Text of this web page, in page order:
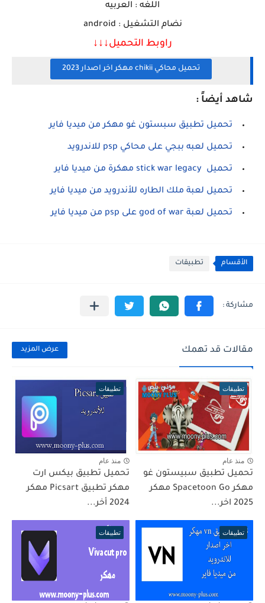
اللغه : العربيه
نضام التشغيل : android
راوبط التحميل↓↓ ↓
تحميل محاكي chikii مهكر اخر اصدار 2023
شاهد أيضاً :
تحميل تطبيق سبستون غو مهكر من ميديا فاير
تحميل لعبه ببجي على محاكي psp للاندرويد
تحميل stick war legacy مهكرة من ميديا فاير
تحميل لعبة ملك الطاره للأندرويد من ميديا فاير
تحميل لعبة god of war على psp من ميديا فاير
الأقسام تطبيقات
مقالات قد تهمك عرض المزيد
تطبيقات
منذ عام
تحميل تطبيق سبيستون غو
مهكر Spacetoon Go مهكر
2025 اخر...
تطبيقات
منذ عام
تحميل تطبيق بيكس ارت
مهكر تطبيق Picsart مهكر
2024 أخر...
تطبيقات تطبيقات